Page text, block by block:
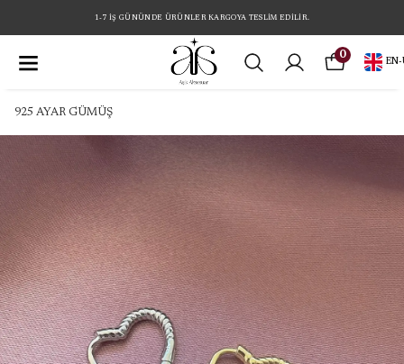
1-7 İŞ GÜNÜNDE ÜRÜNLER KARGOYA TESLİM EDİLİR.
0
EN -
925 AYAR GÜMÜŞ